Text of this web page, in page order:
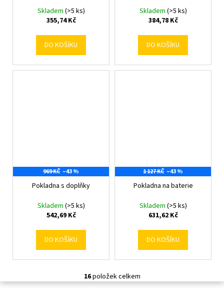
Skladem (>5 ks)
355,74 Kč
DO KOŠÍKU
Skladem (>5 ks)
384,78 Kč
DO KOŠÍKU
969 KČ –43 %
Pokladna s doplňky
Skladem (>5 ks)
542,69 Kč
DO KOŠÍKU
1 127 KČ –43 %
Pokladna na baterie
Skladem (>5 ks)
631,62 Kč
DO KOŠÍKU
O
16položek celkem